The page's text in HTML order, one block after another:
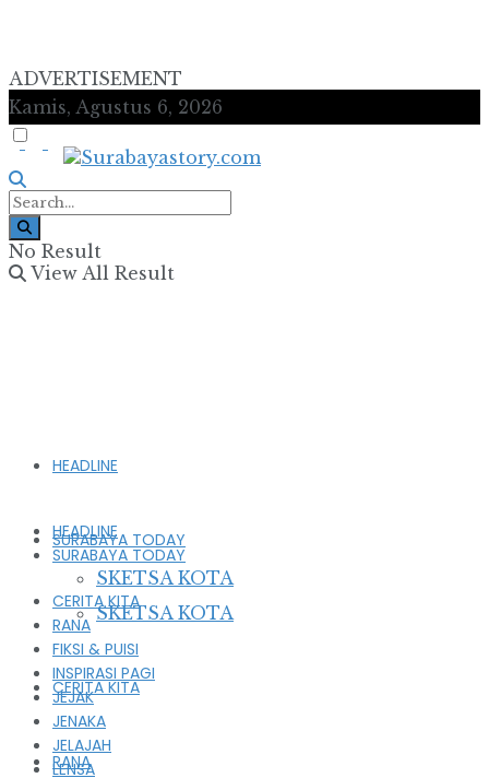
ADVERTISEMENT
Kamis, Agustus 6, 2026
No Result
View All Result
HEADLINE
SURABAYA TODAY
SKETSA KOTA
CERITA KITA
RANA
HEADLINE
SURABAYA TODAY
SKETSA KOTA
CERITA KITA
RANA
FIKSI & PUISI
INSPIRASI PAGI
JEJAK
JENAKA
JELAJAH
LENSA